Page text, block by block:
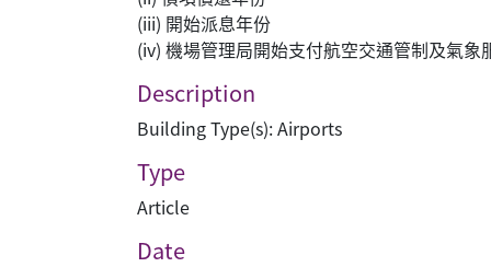
(iii) 開始派息年份
(iv) 機場管理局開始支付航空交通管制及氣象
Description
Building Type(s): Airports
Type
Article
Date